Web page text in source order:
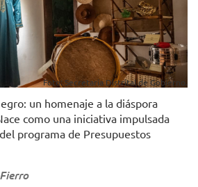
Foto: Secretaría Distrital de Gobierno.
un homenaje a la diáspora
como una iniciativa impulsada
programa de Presupuestos